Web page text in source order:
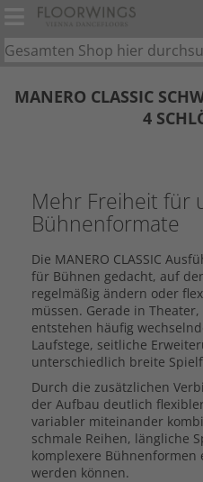
MANERO CLASSIC
4
Mehr Freiheit für
Bühnenformate
Die MANERO CLASSIC
für Bühnen gedacht, auf
regelmäßig ändern oder
müssen. Gerade in
entstehen häufig
Laufstege, seitliche
unterschiedlich breite
Durch die zusätzlichen
der Aufbau deutlich
variabler miteinander
schmale Reihen, längliche
komplexere Bühnenformen
werden können.